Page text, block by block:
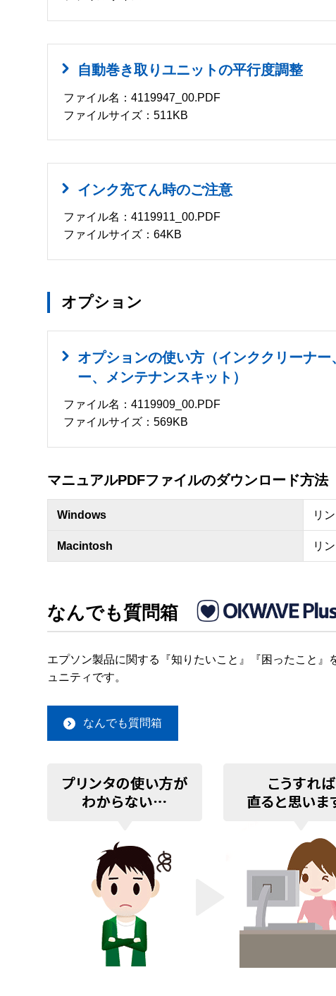
自動巻き取りユニットの平行度調整
ファイル名：4119947_00.PDF
ファイルサイズ：511KB
インク充てん時のご注意
ファイル名：4119911_00.PDF
ファイルサイズ：64KB
オプション
オプションの使い方（インククリーナ
ー、メンテナンスキット）
ファイル名：4119909_00.PDF
ファイルサイズ：569KB
マニュアルPDFファイルのダウンロード方法
Windows リ
Macintosh リ
なんでも質問箱
エプソン製品に関する『知りたいこと』『困ったこと
ュニティです。
なんでも質問箱